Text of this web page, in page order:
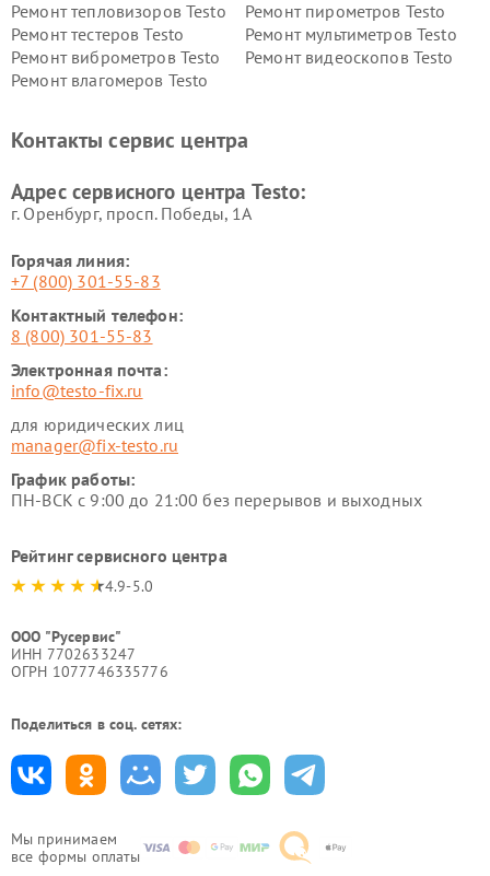
Мы принимаем
все формы оплаты
Ремонт тепловизоров Testo
Ремонт пирометров Testo
Ремонт тестеров Testo
Ремонт мультиметров Testo
Ремонт виброметров Testo
Ремонт видеоскопов Testo
Ремонт влагомеров Testo
Контакты сервис центра
Адрес сервисного центра Testo:
г. Оренбург, просп. Победы, 1А
Горячая линия:
+7 (800) 301-55-83
Контактный телефон:
8 (800) 301-55-83
Электронная почта:
info@testo-fix.ru
для юридических лиц
manager@fix-testo.ru
График работы:
ПН-ВСК с 9:00 до 21:00 без перерывов и выходных
Рейтинг сервисного центра
4.9-5.0
ООО "Русервис"
ИНН 7702633247
ОГРН 1077746335776
Поделиться в соц. сетях: